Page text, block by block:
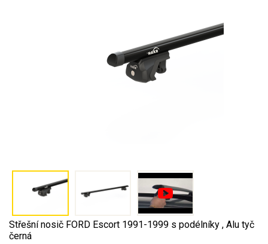
Střešní nosič FORD Escort 1991-1999 s podélníky , Alu tyč
černá